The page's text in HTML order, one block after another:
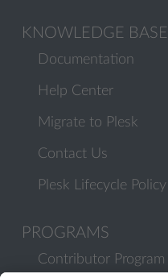
KNOWLEDGE BASE
Documentation
Help Center
Migrate to Plesk
Contact Us
Plesk Lifecycle Policy
PROGRAMS
Contributor Program